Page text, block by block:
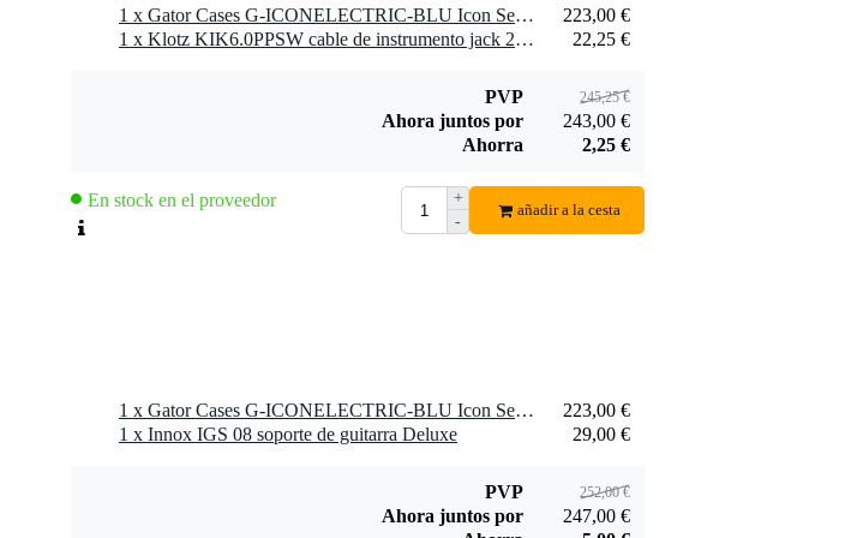
1 x Gator Cases G-ICONELECTRIC-BLU Icon Series Electric Guitar Soft Case (Blue)
223,00 €
1 x Klotz KIK6.0PPSW cable de instrumento jack 2p a jack 2p de 6 metros
22,25 €
PVP 245,25 €
Ahora juntos por
243,00 €
Ahorra
2,25 €
En stock en el proveedor
+
-
añadir a la cesta
1 x Gator Cases G-ICONELECTRIC-BLU Icon Series Electric Guitar Soft Case (Blue)
223,00 €
1 x Innox IGS 08 soporte de guitarra Deluxe
29,00 €
PVP 252,00 €
Ahora juntos por
247,00 €